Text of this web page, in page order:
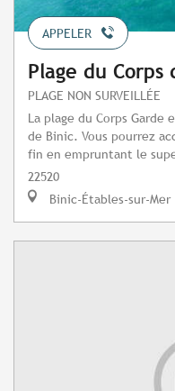
APPELER
Plage du Corps
PLAGE NON SURVEILLÉE
La plage du Corps Garde
de Binic. Vous pourrez
fin en empruntant le
22520
Binic-Étables-sur-Mer